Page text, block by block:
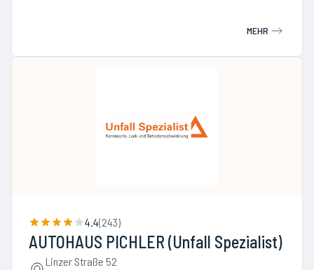
MEHR
4.4(243)
AUTOHAUS PICHLER (Unfall Spezialist)
Linzer Straße 52